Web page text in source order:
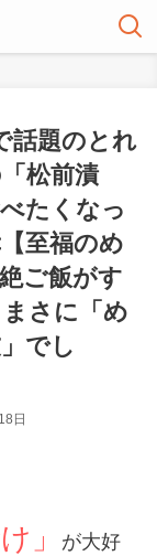
話題のとれ
松前漬
たくなっ
至福のめ
ご飯がす
さに「め
でし
日
」
が大好